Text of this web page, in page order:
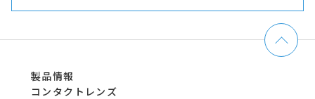
製品情報
コンタクトレンズ